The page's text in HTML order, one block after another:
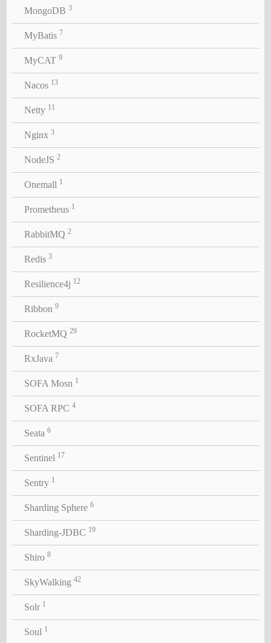
MongoDB 3
MyBatis 7
MyCAT 9
Nacos 13
Netty 11
Nginx 3
NodeJS 2
Onemall 1
Prometheus 1
RabbitMQ 2
Redis 3
Resilience4j 12
Ribbon 9
RocketMQ 29
RxJava 7
SOFA Mosn 1
SOFA RPC 4
Seata 6
Sentinel 17
Sentry 1
Sharding Sphere 6
Sharding-JDBC 19
Shiro 8
SkyWalking 42
Solr 1
Soul 1